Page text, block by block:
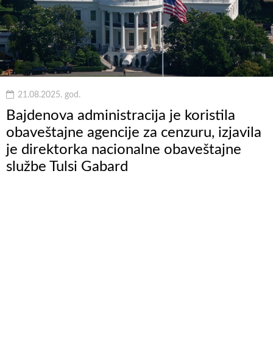
21.08.2025. god.
Bajdenova administracija je koristila
obaveštajne agencije za cenzuru, izjavila
je direktorka nacionalne obaveštajne
službe Tulsi Gabard